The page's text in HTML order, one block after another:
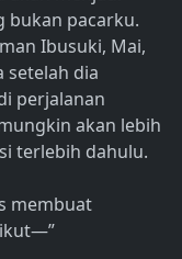
bukan pacarku.
Ibusuki, Mai,
setelah dia
perjalanan
akan lebih
terlebih dahulu.
membuat